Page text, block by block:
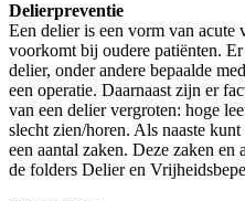
Delierpreventie
Een delier is een vorm van acute
voorkomt bij oudere patiënten.
delier, onder andere bepaalde
een operatie. Daarnaast zijn er
van een delier vergroten: hoge
slecht zien/horen. Als naaste
een aantal zaken. Deze zaken
de folders Delier en